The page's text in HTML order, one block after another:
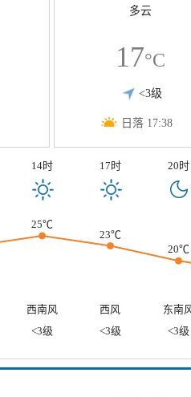
多云
17°C
<3级
日落 17:38
14时 17时 20时
25℃
23℃
20℃
西南风 西风
东南
<3级 <3级 <3级